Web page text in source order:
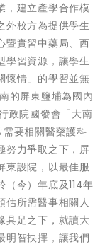
，建立產學合作模
外校方為提供學生
暨實習中藥局、西
學習資源，讓學生
懷情」的學習並無
的屏東鹽埔為國內
政院國發會「大南
要相關醫藥護科
努力爭取之下，屏
東設院，以最佳服
今）年底及114年
估所需醫事相關人
具足之下，就讀大
明智抉擇，讓我們